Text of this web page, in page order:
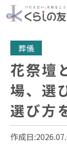
葬儀
花祭壇
場、選
選び方
作成日